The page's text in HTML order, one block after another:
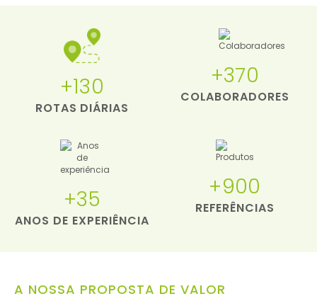
+130
ROTAS DIÁRIAS
+370
COLABORADORES
+35
ANOS DE EXPERIÊNCIA
+900
REFERÊNCIAS
A NOSSA PROPOSTA DE VALOR